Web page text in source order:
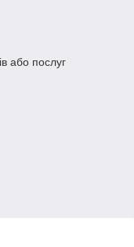
або послуг